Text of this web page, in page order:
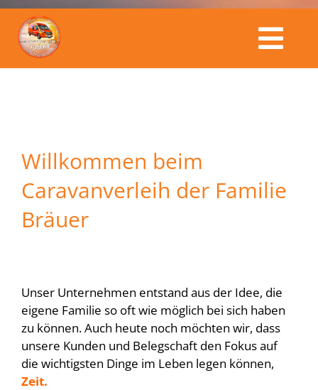
Service & Preise
Willkommen beim
Caravanverleih der Familie
Bräuer
Unser Unternehmen entstand aus der Idee, die
eigene Familie so oft wie möglich bei sich haben
zu können. Auch heute noch möchten wir, dass
unsere Kunden und Belegschaft den Fokus auf
die wichtigsten Dinge im Leben legen können,
Zeit.